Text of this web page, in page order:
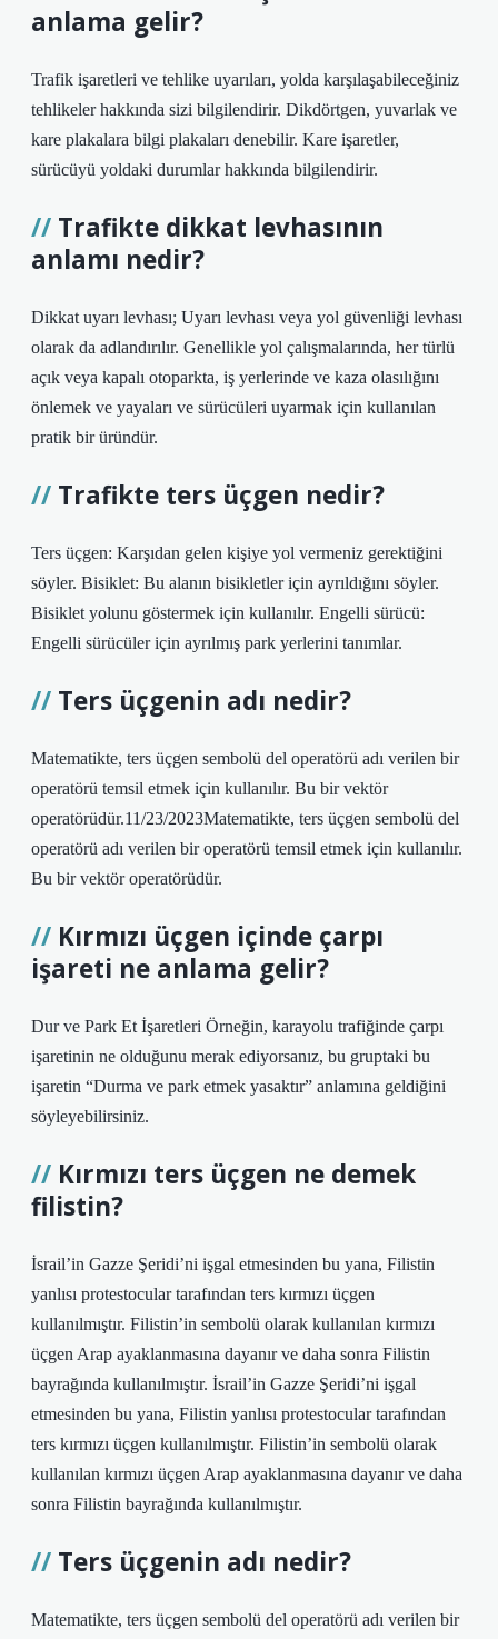
anlama gelir?
Trafik işaretleri ve tehlike uyarıları, yolda karşılaşabileceğiniz
tehlikeler hakkında sizi bilgilendirir. Dikdörtgen, yuvarlak ve
kare plakalara bilgi plakaları denebilir. Kare işaretler,
sürücüyü yoldaki durumlar hakkında bilgilendirir.
Trafikte dikkat levhasının
anlamı nedir?
Dikkat uyarı levhası; Uyarı levhası veya yol güvenliği levhası
olarak da adlandırılır. Genellikle yol çalışmalarında, her türlü
açık veya kapalı otoparkta, iş yerlerinde ve kaza olasılığını
önlemek ve yayaları ve sürücüleri uyarmak için kullanılan
pratik bir üründür.
Trafikte ters üçgen nedir?
Ters üçgen: Karşıdan gelen kişiye yol vermeniz gerektiğini
söyler. Bisiklet: Bu alanın bisikletler için ayrıldığını söyler.
Bisiklet yolunu göstermek için kullanılır. Engelli sürücü:
Engelli sürücüler için ayrılmış park yerlerini tanımlar.
Ters üçgenin adı nedir?
Matematikte, ters üçgen sembolü del operatörü adı verilen bir
operatörü temsil etmek için kullanılır. Bu bir vektör
operatörüdür.11/23/2023Matematikte, ters üçgen sembolü del
operatörü adı verilen bir operatörü temsil etmek için kullanılır.
Bu bir vektör operatörüdür.
Kırmızı üçgen içinde çarpı
işareti ne anlama gelir?
Dur ve Park Et İşaretleri Örneğin, karayolu trafiğinde çarpı
işaretinin ne olduğunu merak ediyorsanız, bu gruptaki bu
işaretin “Durma ve park etmek yasaktır” anlamına geldiğini
söyleyebilirsiniz.
Kırmızı ters üçgen ne demek
filistin?
İsrail’in Gazze Şeridi’ni işgal etmesinden bu yana, Filistin
yanlısı protestocular tarafından ters kırmızı üçgen
kullanılmıştır. Filistin’in sembolü olarak kullanılan kırmızı
üçgen Arap ayaklanmasına dayanır ve daha sonra Filistin
bayrağında kullanılmıştır. İsrail’in Gazze Şeridi’ni işgal
etmesinden bu yana, Filistin yanlısı protestocular tarafından
ters kırmızı üçgen kullanılmıştır. Filistin’in sembolü olarak
kullanılan kırmızı üçgen Arap ayaklanmasına dayanır ve daha
sonra Filistin bayrağında kullanılmıştır.
Ters üçgenin adı nedir?
Matematikte, ters üçgen sembolü del operatörü adı verilen bir